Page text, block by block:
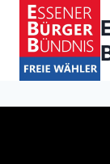
Zum
Inhalt
springen